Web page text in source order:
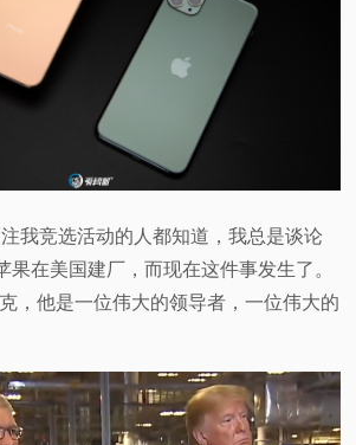
我竞选活动的人都知道，我总是谈论
果在美国建厂，而现在这件事发生了。
，他是一位伟大的领导者，一位伟大的